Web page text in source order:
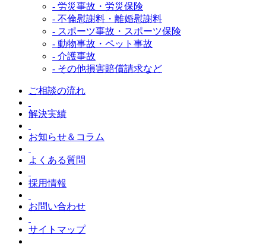
- 労災事故・労災保険
- 不倫慰謝料・離婚慰謝料
- スポーツ事故・スポーツ保険
- 動物事故・ペット事故
- 介護事故
- その他損害賠償請求など
ご相談の流れ
解決実績
お知らせ＆コラム
よくある質問
採用情報
お問い合わせ
サイトマップ